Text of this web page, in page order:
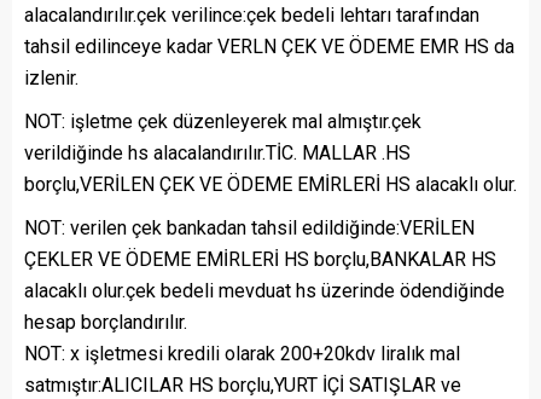
alacalandırılır.çek verilince:çek bedeli lehtarı tarafından
tahsil edilinceye kadar VERLN ÇEK VE ÖDEME EMR HS da
izlenir.
NOT: işletme çek düzenleyerek mal almıştır.çek
verildiğinde hs alacalandırılır.TİC. MALLAR .HS
borçlu,VERİLEN ÇEK VE ÖDEME EMİRLERİ HS alacaklı olur.
NOT: verilen çek bankadan tahsil edildiğinde:VERİLEN
ÇEKLER VE ÖDEME EMİRLERİ HS borçlu,BANKALAR HS
alacaklı olur.çek bedeli mevduat hs üzerinde ödendiğinde
hesap borçlandırılır.
NOT: x işletmesi kredili olarak 200+20kdv liralık mal
satmıştır:ALICILAR HS borçlu,YURT İÇİ SATIŞLAR ve